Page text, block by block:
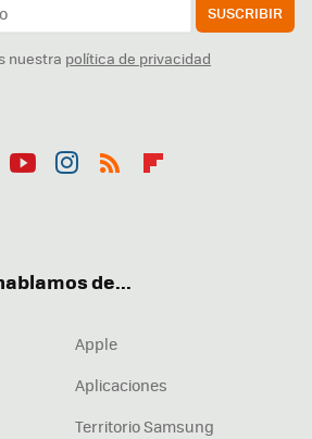
SUSCRIBIR
nuestra política de privacidad
de...
Apple
Aplicaciones
Territorio Samsung